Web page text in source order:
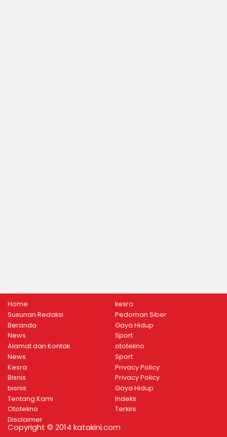
Home
Susunan Redaksi
Beranda
News
Alamat dan Kontak
News
Kesra
Bisnis
bisnis
Tentang Kami
Ototekno
Disclaimer
kesra
Pedoman Siber
Gaya Hidup
Sport
ototekno
Sport
Privacy Policy
Privacy Policy
Gaya Hidup
Indeks
Terkini
Copyright © 2014 katakini.com